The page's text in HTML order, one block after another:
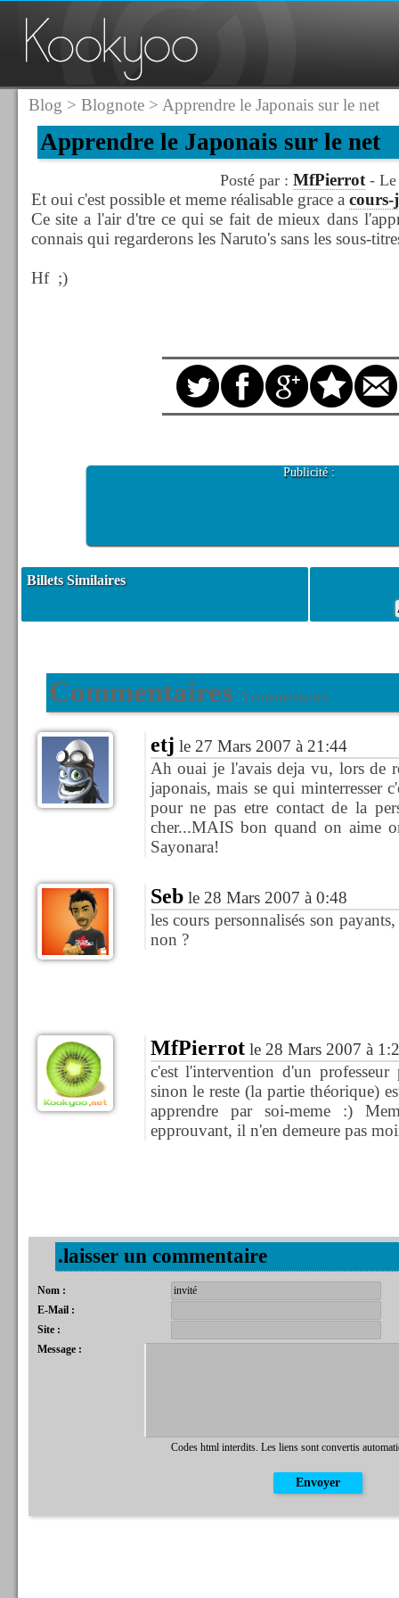
Blog > Blognote> Apprendre le Japonais sur le net
Apprendre le Japonais sur le net
Posté par : MfPierrot- Le
Et oui c'est possible et meme réalisable grace a
Ce site a l'air d'tre ce qui se fait de mieux dans
connais qui regarderons les Naruto's sans les sous-
Hf ;)
Publicité :
Billets Similaires
Commentaires 3 commentaires
etj le 27 Mars 2007 à 21:44
Ah ouai je l'avais deja vu, lors de
japonais, mais se qui minterresser
pour ne pas etre contact de la
cher...MAIS bon quand on aime
Sayonara!
Seble 28 Mars 2007 à 0:48
les cours personnalisés son
non ?
MfPierrotle 28 Mars 2007 à
c'est l'intervention d'un
sinon le reste (la partie théorique)
apprendre par soi-meme :)
epprouvant, il n'en demeure pas
.laisser un commentaire
Nom :
E-Mail :
Site :
Message :
Codes html interdits. Les liens sont convertis